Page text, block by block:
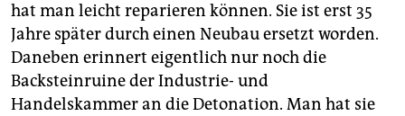
hat man leicht reparieren können. Sie ist erst 35
Jahre später durch einen Neubau ersetzt worden.
Daneben erinnert eigentlich nur noch die
Backsteinruine der Industrie- und
Handelskammer an die Detonation. Man hat sie